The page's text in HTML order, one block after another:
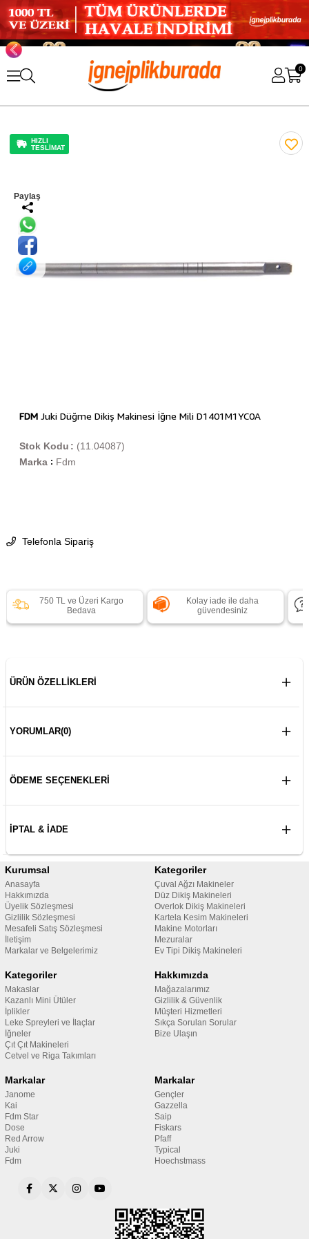
0
HIZLI
TESLİMAT
Paylaş
FDMJuki Düğme Dikiş Makinesi İğne Mili D1401M1YC0A
(11.04087)
Stok Kodu
Marka : Fdm
Telefonla Sipariş
750 TL ve Üzeri Kargo
Bedava
Kolay iade ile daha
güvendesiniz
ÜRÜN ÖZELLIKLERI
YORUMLAR(0)
ÖDEME SEÇENEKLERI
İPTAL & İADE
Kurumsal
Anasayfa
Hakkımızda
Üyelik Sözleşmesi
Gizlilik Sözleşmesi
Mesafeli Satış Sözleşmesi
İletişim
Markalar ve Belgelerimiz
Kategoriler
Çuval Ağzı Makineler
Düz Dikiş Makineleri
Overlok Dikiş Makineleri
Kartela Kesim Makineleri
Makine Motorları
Mezuralar
Ev Tipi Dikiş Makineleri
Kategoriler
Makaslar
Kazanlı Mini Ütüler
İplikler
Leke Spreyleri ve İlaçlar
İğneler
Çıt Çıt Makineleri
Cetvel ve Riga Takımları
Hakkımızda
Mağazalarımız
Gizlilik & Güvenlik
Müşteri Hizmetleri
Sıkça Sorulan Sorular
Bize Ulaşın
Markalar
Janome
Kai
Fdm Star
Dose
Red Arrow
Juki
Fdm
Markalar
Gençler
Gazzella
Saip
Fiskars
Pfaff
Typical
Hoechstmass